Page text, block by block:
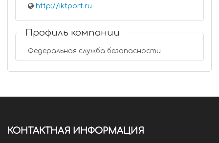
http://iktport.ru
Профиль компании
Федеральная служба безопасности
КОНТАКТНАЯ ИНФОРМАЦИЯ